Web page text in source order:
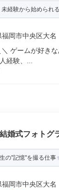
未経験から始められ
岡市中央区大名
ゲームが好き
経験、...
婚式フォトグ
の"記憶"を撮る仕事
岡市中央区大名